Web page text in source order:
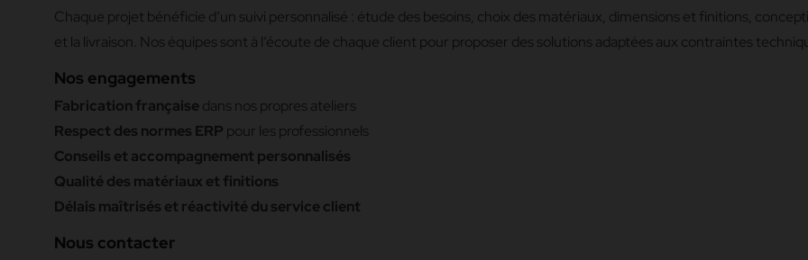
Chaque projet bénéficie d’un suivi personnalisé : étude des besoins, choix des matériaux, dimensions et finitions,
et la livraison. Nos équipes sont à l’écoute de chaque client pour proposer des solutions adaptées aux contraintes
Nos engagements
Fabrication françaisedans nos propres ateliers
Respect des normes ERP pour les professionnels
Conseils et accompagnement personnalisés
Qualité des matériaux et finitions
Délais maîtrisés et réactivité du service client
Nous contacter